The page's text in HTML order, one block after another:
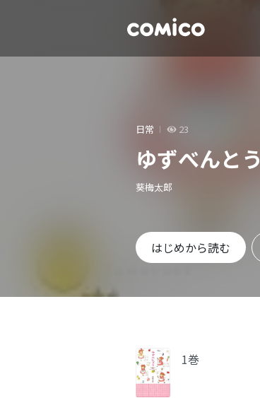
日常 23
ゆずべんとう
葵梅太郎
はじめから読む
1巻